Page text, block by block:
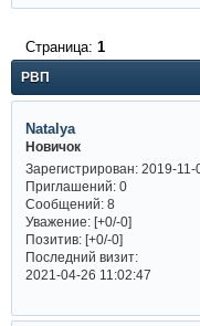
РВП
Страница: 1
Natalya
Новичок
Зарегистрирован: 2019-11-
Приглашений:0
Сообщений:8
Уважение: [+0/-0]
Позитив: [+0/-0]
Последний визит:
2021-04-26 11:02:47